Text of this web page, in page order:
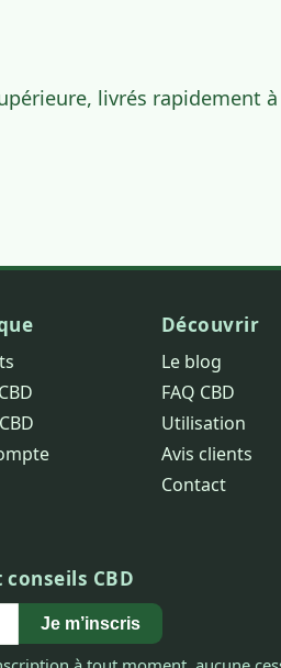
livrés rapidement à
Découvrir
Le blog
FAQ CBD
Utilisation
Avis clients
Contact
CBD
Je m’inscris